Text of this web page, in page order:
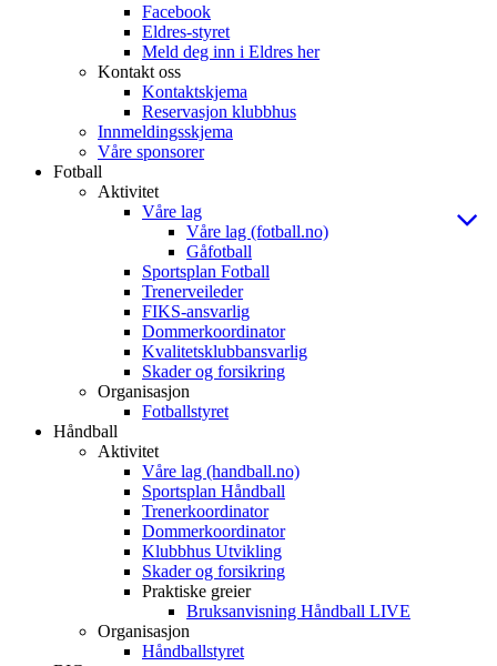
Facebook
Eldres-styret
Meld deg inn i Eldres her
Kontakt oss
Kontaktskjema
Reservasjon klubbhus
Innmeldingsskjema
Våre sponsorer
Fotball
Aktivitet
Våre lag
Våre lag (fotball.no)
Gåfotball
Sportsplan Fotball
Trenerveileder
FIKS-ansvarlig
Dommerkoordinator
Kvalitetsklubbansvarlig
Skader og forsikring
Organisasjon
Fotballstyret
Håndball
Aktivitet
Våre lag (handball.no)
Sportsplan Håndball
Trenerkoordinator
Dommerkoordinator
Klubbhus Utvikling
Skader og forsikring
Praktiske greier
Bruksanvisning Håndball LIVE
Organisasjon
Håndballstyret